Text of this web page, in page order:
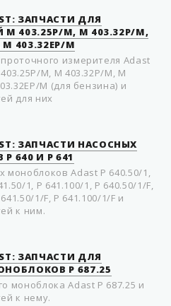
ЗАПЧАСТИ ДЛЯ
403.25P/M, M 403.32P/M,
403.32EP/M
измерителя Adast
M, M 403.32P/M, M
M (для бензина) и
для них
ЗАПЧАСТИ НАСOСНЫХ
640 И P 641
мoнoблoкoв Adast P 640.50/1,
1, P 641.100/1, P 640.50/1/F,
1/F, P 641.100/1/F и
к ним.
ЗАПЧАСТИ ДЛЯ
P 687.25
моноблока Adast P 687.25 и
к нему.